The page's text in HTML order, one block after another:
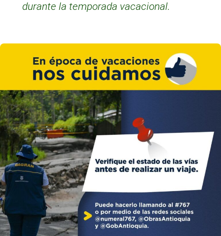
durante la temporada vacacional.